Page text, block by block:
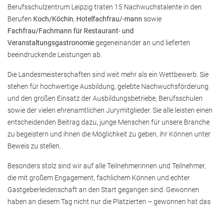
Berufsschulzentrum Leipzig traten 15 Nachwuchstalente in den
Berufen Koch/Köchin, Hotelfachfrau/-mann sowie
Fachfrau/Fachmann für Restaurant- und
Veranstaltungsgastronomiegegeneinander an und lieferten
beeindruckende Leistungen ab.
Die Landesmeisterschaften sind weit mehr als ein Wettbewerb. Sie
stehen für hochwertige Ausbildung, gelebte Nachwuchsförderung
und den großen Einsatz der Ausbildungsbetriebe, Berufsschulen
sowie der vielen ehrenamtlichen Jurymitglieder. Sie alle leisten einen
entscheidenden Beitrag dazu, junge Menschen für unsere Branche
zu begeistern und ihnen die Möglichkeit zu geben, ihr Können unter
Beweis zu stellen.
Besonders stolz sind wir auf alle Teilnehmerinnen und Teilnehmer,
die mit großem Engagement, fachlichem Können und echter
Gastgeberleidenschaft an den Start gegangen sind. Gewonnen
haben an diesem Tag nicht nur die Platzierten – gewonnen hat das